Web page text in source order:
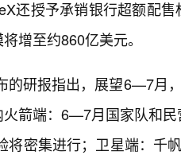
还授予承销银行超额配
增至约860亿美元。
的研报指出，展望6—7月
箭端：6—7月国家队和
将密集进行；卫星端：千